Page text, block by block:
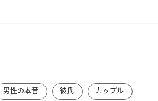
男性の本音 彼氏
カップル